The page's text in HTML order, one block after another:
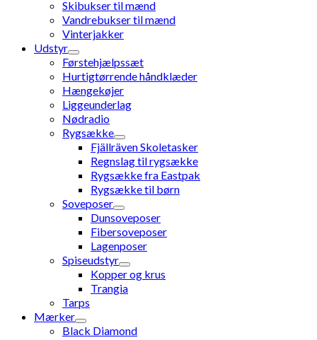
Skibukser til mænd
Vandrebukser til mænd
Vinterjakker
Udstyr
Førstehjælpssæt
Hurtigtørrende håndklæder
Hængekøjer
Liggeunderlag
Nødradio
Rygsække
Fjällräven Skoletasker
Regnslag til rygsække
Rygsække fra Eastpak
Rygsække til børn
Soveposer
Dunsoveposer
Fibersoveposer
Lagenposer
Spiseudstyr
Kopper og krus
Trangia
Tarps
Mærker
Black Diamond